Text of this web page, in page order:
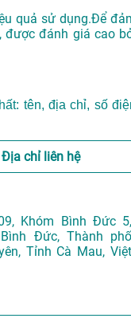
quả sử dụng.Để
được đánh giá cao
tên, địa chỉ, số
Địa chỉ liên hệ
Khóm Bình Đức 5,
Đức, Thành phố
Tỉnh Cà Mau, Việt